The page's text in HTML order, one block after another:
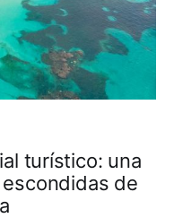
turístico: una
escondidas de